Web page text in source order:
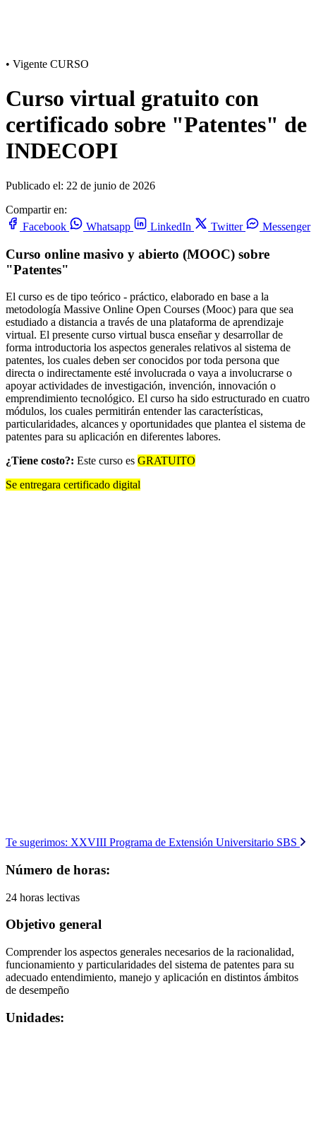
• Vigente CURSO
Curso virtual gratuito con
certificado sobre "Patentes" de
INDECOPI
Publicado el: 22 de junio de 2026
Compartir en:
Facebook
Whatsapp LinkedIn Twitter Messenger
Curso online masivo y abierto (MOOC) sobre
"Patentes"
El curso es de tipo teórico - práctico, elaborado en base a la
metodología Massive Online Open Courses (Mooc) para que sea
estudiado a distancia a través de una plataforma de aprendizaje
virtual. El presente curso virtual busca enseñar y desarrollar de
forma introductoria los aspectos generales relativos al sistema de
patentes, los cuales deben ser conocidos por toda persona que
directa o indirectamente esté involucrada o vaya a involucrarse o
apoyar actividades de investigación, invención, innovación o
emprendimiento tecnológico. El curso ha sido estructurado en cuatro
módulos, los cuales permitirán entender las características,
particularidades, alcances y oportunidades que plantea el sistema de
patentes para su aplicación en diferentes labores.
¿Tiene costo?: Este curso es GRATUITO
Se entregara certificado digital
Te sugerimos: XXVIII Programa de Extensión Universitario SBS
Número de horas:
24 horas lectivas
Objetivo general
Comprender los aspectos generales necesarios de la racionalidad,
funcionamiento y particularidades del sistema de patentes para su
adecuado entendimiento, manejo y aplicación en distintos ámbitos
de desempeño
Unidades: